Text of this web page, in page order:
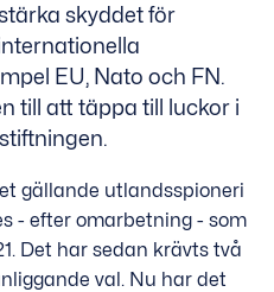
skyddet för
EU, Nato och FN.
till att täppa till luckor i
gällande utlandsspioneri
- efter omarbetning - som
Det har sedan krävts två
val. Nu har det